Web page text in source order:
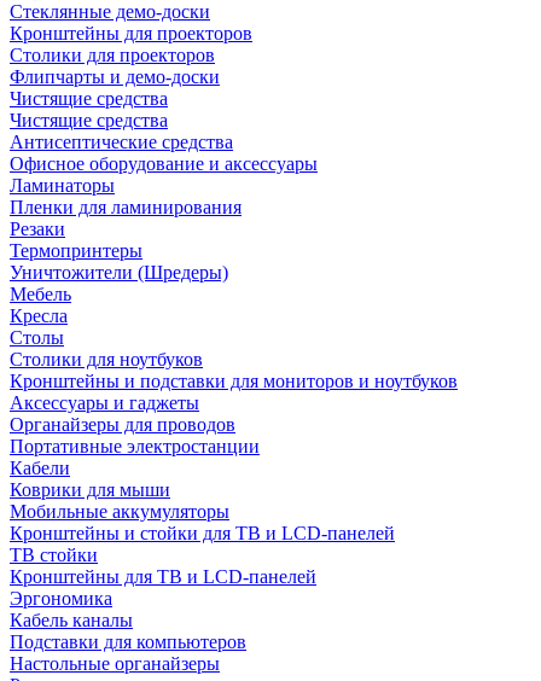
Стеклянные демо-доски
Кронштейны для проекторов
Столики для проекторов
Флипчарты и демо-доски
Чистящие средства
Чистящие средства
Антисептические средства
Офисное оборудование и аксессуары
Ламинаторы
Пленки для ламинирования
Резаки
Термопринтеры
Уничтожители (Шредеры)
Мебель
Кресла
Столы
Столики для ноутбуков
Кронштейны и подставки для мониторов и ноутбуков
Аксессуары и гаджеты
Органайзеры для проводов
Портативные электростанции
Кабели
Коврики для мыши
Мобильные аккумуляторы
Кронштейны и стойки для ТВ и LCD-панелей
ТВ стойки
Кронштейны для ТВ и LCD-панелей
Эргономика
Кабель каналы
Подставки для компьютеров
Настольные органайзеры